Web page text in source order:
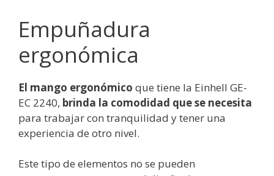
Empuñadura
ergonómica
El mango ergonómico que tiene la Einhell GE-
EC 2240, brinda la comodidad que se necesita
para trabajar con tranquilidad y tener una
experiencia de otro nivel.
Este tipo de elementos no se pueden